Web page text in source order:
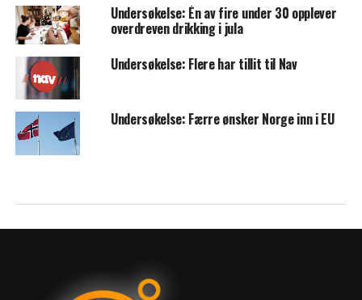
Undersøkelse: Én av fire under 30 opplever
overdreven drikking i jula
Undersøkelse: Flere har tillit til Nav
Undersøkelse: Færre ønsker Norge inn i EU